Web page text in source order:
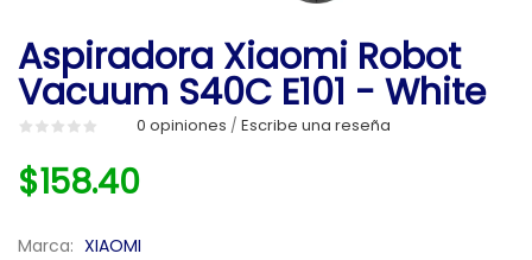
Aspiradora Xiaomi Robot
Vacuum S40C E101 - White
0 opiniones / Escribe una reseña
$158.40
Marca: XIAOMI